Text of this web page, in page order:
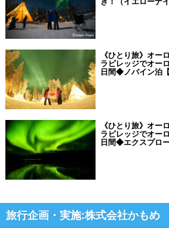
《ひとり旅》オー
ラビレッジでオー
日間◆ノバイン泊
《ひとり旅》オー
ラビレッジでオー
日間◆エクスプロ
旅行企画・実施:株式会社かもめ